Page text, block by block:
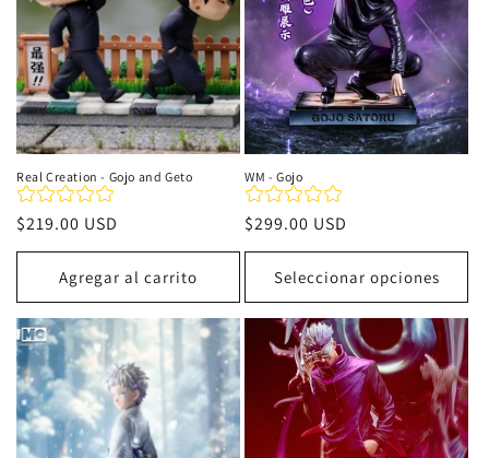
Real Creation - Gojo and Geto
Precio
habitual
$219.00 USD
Agregar al carrito
WM - Gojo
Precio
habitual
$299.00 USD
Seleccionar opciones